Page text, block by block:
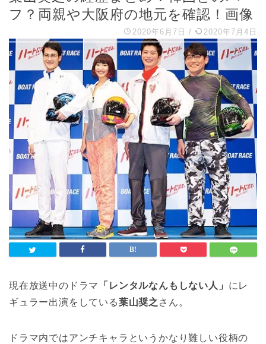
フ？両親や大阪府の地元を確認！画像
2020年6月7日 / 2020年7月4日
現在放送中のドラマ 「レンタルなんもしない人」 にレ
ギュラー出演をしている葉山奨之 さん。
ドラマ内ではアンチキャラというかなり難しい役柄の